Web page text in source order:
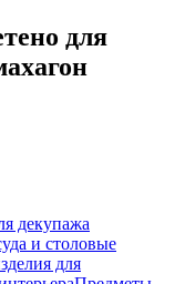
для
декупажа
и столовые
для